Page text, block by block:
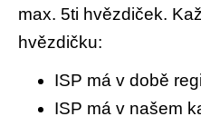
max. 5ti hvězdiček.
hvězdičku:
ISP má v době
ISP má v našem